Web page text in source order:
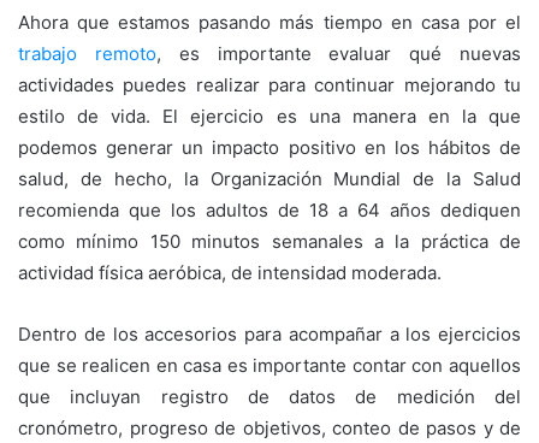
Ahora que estamos pasando más tiempo en casa por el
trabajo remoto, es importante evaluar qué nuevas
actividades puedes realizar para continuar mejorando tu
estilo de vida. El ejercicio es una manera en la que
podemos generar un impacto positivo en los hábitos de
salud, de hecho, la Organización Mundial de la Salud
recomienda que los adultos de 18 a 64 años dediquen
como mínimo 150 minutos semanales a la práctica de
actividad física aeróbica, de intensidad moderada.
Dentro de los accesorios para acompañar a los ejercicios
que se realicen en casa es importante contar con aquellos
que incluyan registro de datos de medición del
cronómetro, progreso de objetivos, conteo de pasos y de